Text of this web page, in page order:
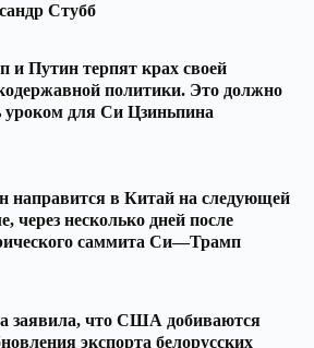
Стубб
и Путин терпят крах своей
политики. Это должно
уроком для Си Цзиньпина
направится в Китай на следующей
через несколько дней после
саммита Си—Трамп
заявила, что США добиваются
экспорта белорусских